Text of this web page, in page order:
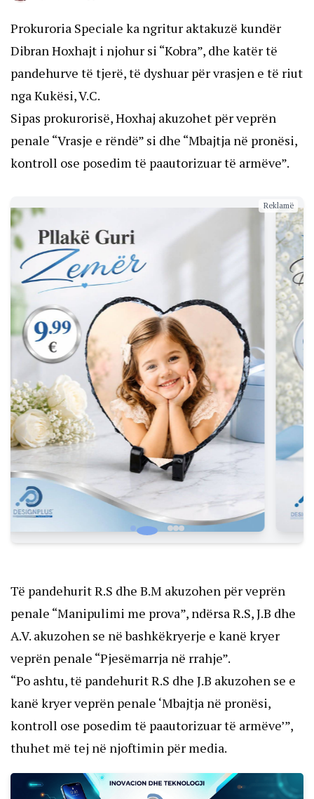
Prokuroria Speciale ka ngritur aktakuzë kundër
Dibran Hoxhajt i njohur si “Kobra”, dhe katër të
pandehurve të tjerë, të dyshuar për vrasjen e të riut
nga Kukësi, V.C.
Sipas prokurorisë, Hoxhaj akuzohet për veprën
penale “Vrasje e rëndë” si dhe “Mbajtja në pronësi,
kontroll ose posedim të paautorizuar të armëve”.
Reklamë
Të pandehurit R.S dhe B.M akuzohen për veprën
penale “Manipulimi me prova”, ndërsa R.S, J.B dhe
A.V. akuzohen se në bashkëkryerje e kanë kryer
veprën penale “Pjesëmarrja në rrahje”.
“Po ashtu, të pandehurit R.S dhe J.B akuzohen se e
kanë kryer veprën penale ‘Mbajtja në pronësi,
kontroll ose posedim të paautorizuar të armëve’”,
thuhet më tej në njoftimin për media.